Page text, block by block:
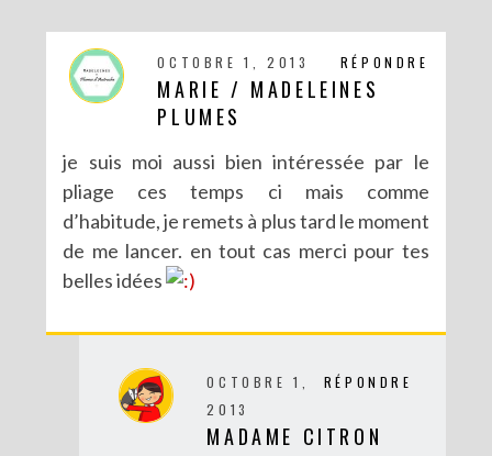
RÉPONDRE
OCTOBRE 1, 2013
MARIE / MADELEINES
PLUMES
je suis moi aussi bien intéressée par le
pliage ces temps ci mais comme
d’habitude, je remets à plus tard le moment
de me lancer. en tout cas merci pour tes
belles idées
RÉPONDRE
OCTOBRE 1,
2013
MADAME CITRON